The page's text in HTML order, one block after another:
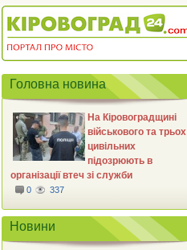
Головна новина
На Кіровоградщині
військового та трьох
цивільних
підозрюють в
організації втеч зі служби
0 337
Новини